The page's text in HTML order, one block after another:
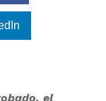
el